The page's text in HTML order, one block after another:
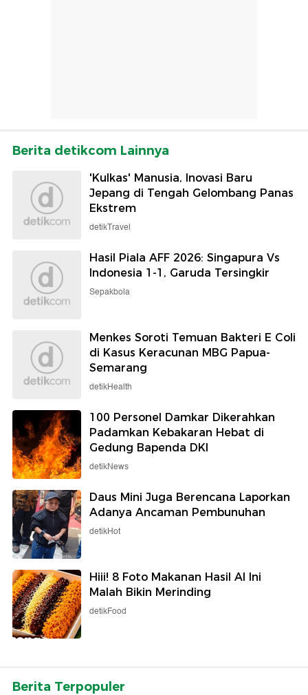
Berita detikcom Lainnya
'Kulkas' Manusia, Inovasi Baru
Jepang di Tengah Gelombang Panas
Ekstrem
detikTravel
Hasil Piala AFF 2026: Singapura Vs
Indonesia 1-1, Garuda Tersingkir
Sepakbola
Menkes Soroti Temuan Bakteri E Coli
di Kasus Keracunan MBG Papua-
Semarang
detikHealth
100 Personel Damkar Dikerahkan
Padamkan Kebakaran Hebat di
Gedung Bapenda DKI
detikNews
Daus Mini Juga Berencana Laporkan
Adanya Ancaman Pembunuhan
detikHot
Hiii! 8 Foto Makanan Hasil AI Ini
Malah Bikin Merinding
detikFood
Berita Terpopuler